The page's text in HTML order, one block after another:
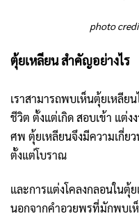
photo
ตุ้ยเหลียน สำคัญอย่างไร
เราสามารถพบเห็นตุ้ยเหลีย
ชีวิต ตั้งแต่เกิด สอบเข้า แต่ง
ศพ ตุ้ยเหลียนจึงมีความเกี่ย
ตั้งแต่โบราณ
และการแต่งโคลงกลอนในตุ้
นอกจากคำอวยพรที่มักพบเ